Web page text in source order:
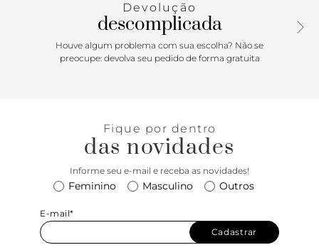
conforto e da praticidade, vai deixar os seus looks da
estação muito mais interessantes!
Devolução
descomplicada
Houve algum problema com sua escolha? Não se
preocupe: devolva seu pedido de forma gratuita
Fique por dentro
das novidades
Informe seu e-mail e receba as novidades!
Feminino Masculino Outros
E-mail*
Cadastrar